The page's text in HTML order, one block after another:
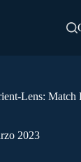
Lens: Match
2023